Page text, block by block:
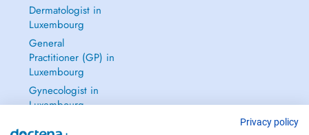
Dermatologist in
Luxembourg
General
Practitioner (GP) in
Luxembourg
Gynecologist in
Luxembourg
Privacy policy